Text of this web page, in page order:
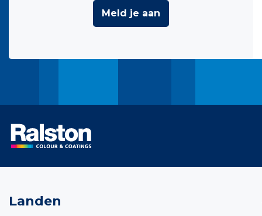
Meld je aan
Landen